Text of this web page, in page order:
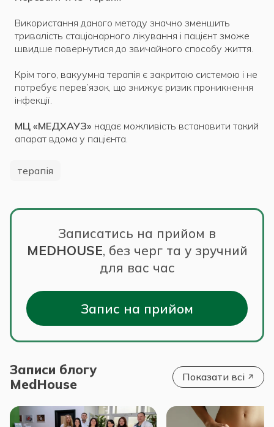
Використання даного методу значно зменшить
тривалість стаціонарного лікування і пацієнт зможе
швидше повернутися до звичайного способу життя.
Крім того, вакуумна терапія є закритою системою і не
потребує перев’язок, що знижує ризик проникнення
інфекції.
МЦ «МЕДХАУЗ» надає можливість встановити такий
апарат вдома у пацієнта.
терапія
Записатись на прийом в
MEDHOUSE, без черг та у зручний
для вас час
Запис на прийом
Записи блогу
MedHouse
Показати всі